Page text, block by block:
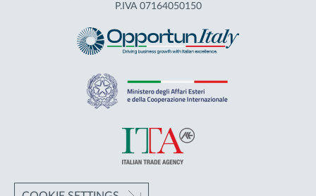
P.IVA 07164050150